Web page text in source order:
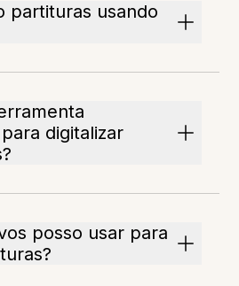
partituras usando
digitalizar
posso usar para